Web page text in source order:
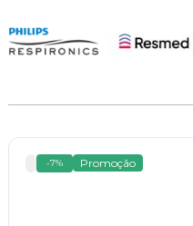
-7% Promoção